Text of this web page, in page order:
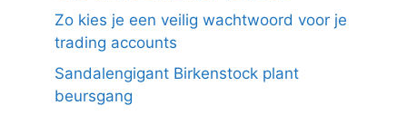
Zo kies je een veilig wachtwoord voor je
trading accounts
Sandalengigant Birkenstock plant
beursgang